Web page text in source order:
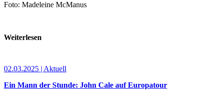
Foto: Madeleine McManus
Weiterlesen
02.03.2025 | Aktuell
Ein Mann der Stunde: John Cale auf Europatour